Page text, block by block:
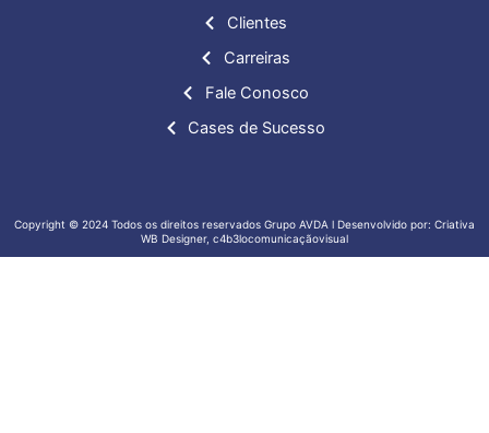
Clientes
Carreiras
Fale Conosco
Cases de Sucesso
Copyright © 2024 Todos os direitos reservados Grupo AVDA l Desenvolvido por: Criativa
WB Designer, c4b3locomunicaçãovisual